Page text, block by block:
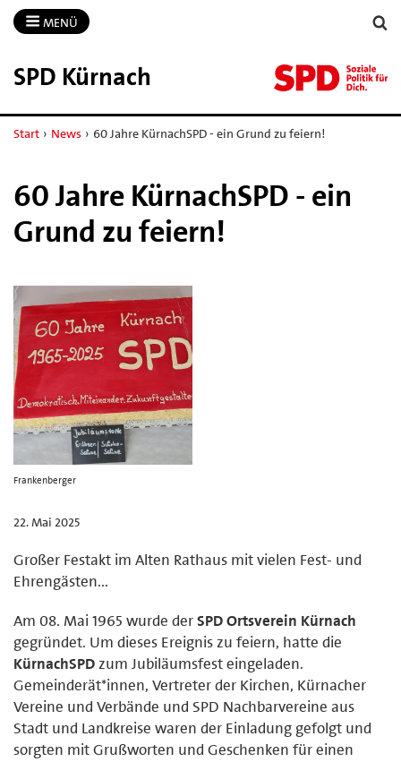
MENÜ
SPD Kürnach
Start › News › 60 Jahre KürnachSPD - ein Grund zu feiern!
60 Jahre KürnachSPD - ein
Grund zu feiern!
Frankenberger
22. Mai 2025
Großer Festakt im Alten Rathaus mit vielen Fest- und
Ehrengästen...
Am 08. Mai 1965 wurde derSPD Ortsverein Kürnach
gegründet. Um dieses Ereignis zu feiern, hatte die
KürnachSPDzum Jubiläumsfest eingeladen.
Gemeinderät*innen, Vertreter der Kirchen, Kürnacher
Vereine und Verbände und SPD Nachbarvereine aus
Stadt und Landkreise waren der Einladung gefolgt und
sorgten mit Grußworten und Geschenken für einen